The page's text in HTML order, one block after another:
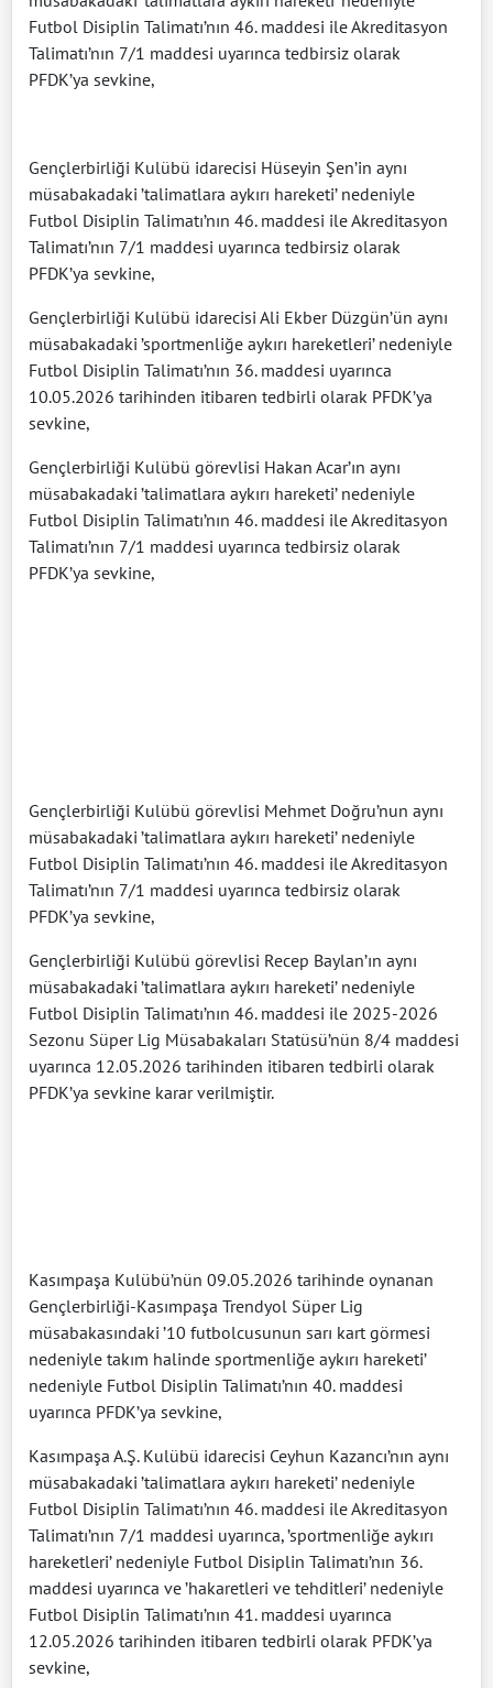
Futbol Disiplin Talimatı’nın 46. maddesi ile Akreditasyon
Talimatı’nın 7/1 maddesi uyarınca tedbirsiz olarak
PFDK’ya sevkine,
Gençlerbirliği Kulübü idarecisi Hüseyin Şen’in aynı
müsabakadaki ’talimatlara aykırı hareketi’ nedeniyle
Futbol Disiplin Talimatı’nın 46. maddesi ile Akreditasyon
Talimatı’nın 7/1 maddesi uyarınca tedbirsiz olarak
PFDK’ya sevkine,
Gençlerbirliği Kulübü idarecisi Ali Ekber Düzgün’ün aynı
müsabakadaki ’sportmenliğe aykırı hareketleri’ nedeniyle
Futbol Disiplin Talimatı’nın 36. maddesi uyarınca
10.05.2026 tarihinden itibaren tedbirli olarak PFDK’ya
sevkine,
Gençlerbirliği Kulübü görevlisi Hakan Acar’ın aynı
müsabakadaki ’talimatlara aykırı hareketi’ nedeniyle
Futbol Disiplin Talimatı’nın 46. maddesi ile Akreditasyon
Talimatı’nın 7/1 maddesi uyarınca tedbirsiz olarak
PFDK’ya sevkine,
Gençlerbirliği Kulübü görevlisi Mehmet Doğru’nun aynı
müsabakadaki ’talimatlara aykırı hareketi’ nedeniyle
Futbol Disiplin Talimatı’nın 46. maddesi ile Akreditasyon
Talimatı’nın 7/1 maddesi uyarınca tedbirsiz olarak
PFDK’ya sevkine,
Gençlerbirliği Kulübü görevlisi Recep Baylan’ın aynı
müsabakadaki ’talimatlara aykırı hareketi’ nedeniyle
Futbol Disiplin Talimatı’nın 46. maddesi ile 2025-2026
Sezonu Süper Lig Müsabakaları Statüsü’nün 8/4 maddesi
uyarınca 12.05.2026 tarihinden itibaren tedbirli olarak
PFDK’ya sevkine karar verilmiştir.
Kasımpaşa Kulübü’nün 09.05.2026 tarihinde oynanan
Gençlerbirliği-Kasımpaşa Trendyol Süper Lig
müsabakasındaki ’10 futbolcusunun sarı kart görmesi
nedeniyle takım halinde sportmenliğe aykırı hareketi’
nedeniyle Futbol Disiplin Talimatı’nın 40. maddesi
uyarınca PFDK’ya sevkine,
Kasımpaşa A.Ş. Kulübü idarecisi Ceyhun Kazancı’nın aynı
müsabakadaki ’talimatlara aykırı hareketi’ nedeniyle
Futbol Disiplin Talimatı’nın 46. maddesi ile Akreditasyon
Talimatı’nın 7/1 maddesi uyarınca, ’sportmenliğe aykırı
hareketleri’ nedeniyle Futbol Disiplin Talimatı’nın 36.
maddesi uyarınca ve ’hakaretleri ve tehditleri’ nedeniyle
Futbol Disiplin Talimatı’nın 41. maddesi uyarınca
12.05.2026 tarihinden itibaren tedbirli olarak PFDK’ya
sevkine,